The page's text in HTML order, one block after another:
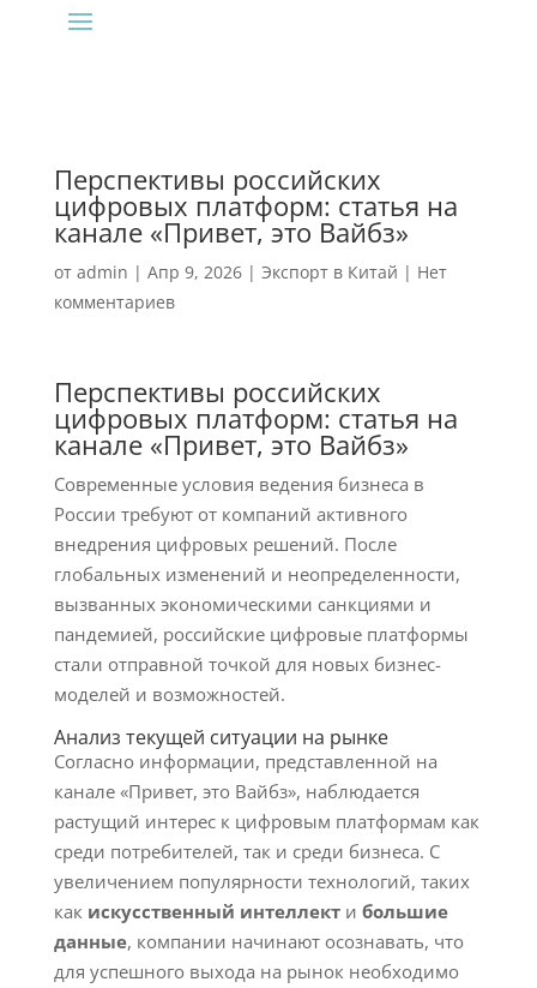
Перспективы российских
цифровых платформ: статья на
канале «Привет, это Вайбз»
от admin | Апр 9, 2026| Экспорт в Китай | Нет
комментариев
Перспективы российских
цифровых платформ: статья на
канале «Привет, это Вайбз»
Современные условия ведения бизнеса в
России требуют от компаний активного
внедрения цифровых решений. После
глобальных изменений и неопределенности,
вызванных экономическими санкциями и
пандемией, российские цифровые платформы
стали отправной точкой для новых бизнес-
моделей и возможностей.
Анализ текущей ситуации на рынке
Согласно информации, представленной на
канале «Привет, это Вайбз», наблюдается
растущий интерес к цифровым платформам как
среди потребителей, так и среди бизнеса. С
увеличением популярности технологий, таких
как искусственный интеллекти большие
данные, компании начинают осознавать, что
для успешного выхода на рынок необходимо